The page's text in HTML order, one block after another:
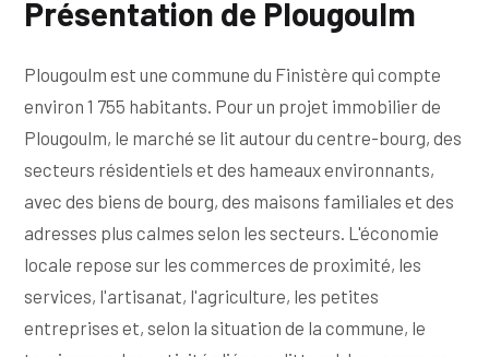
Présentation de Plougoulm
Plougoulm est une commune du Finistère qui compte
environ 1 755 habitants. Pour un projet immobilier de
Plougoulm, le marché se lit autour du centre-bourg, des
secteurs résidentiels et des hameaux environnants,
avec des biens de bourg, des maisons familiales et des
adresses plus calmes selon les secteurs. L'économie
locale repose sur les commerces de proximité, les
services, l'artisanat, l'agriculture, les petites
entreprises et, selon la situation de la commune, le